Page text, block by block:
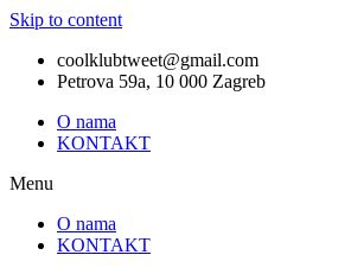
Skip to content
coolklubtweet@gmail.com
Petrova 59a, 10 000 Zagreb
O nama
KONTAKT
Menu
O nama
KONTAKT